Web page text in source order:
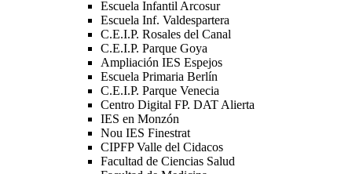
Escuela Infantil Arcosur
Escuela Inf. Valdespartera
C.E.I.P. Rosales del Canal
C.E.I.P. Parque Goya
Ampliación IES Espejos
Escuela Primaria Berlín
C.E.I.P. Parque Venecia
Centro Digital FP. DAT Alierta
IES en Monzón
Nou IES Finestrat
CIPFP Valle del Cidacos
Facultad de Ciencias Salud